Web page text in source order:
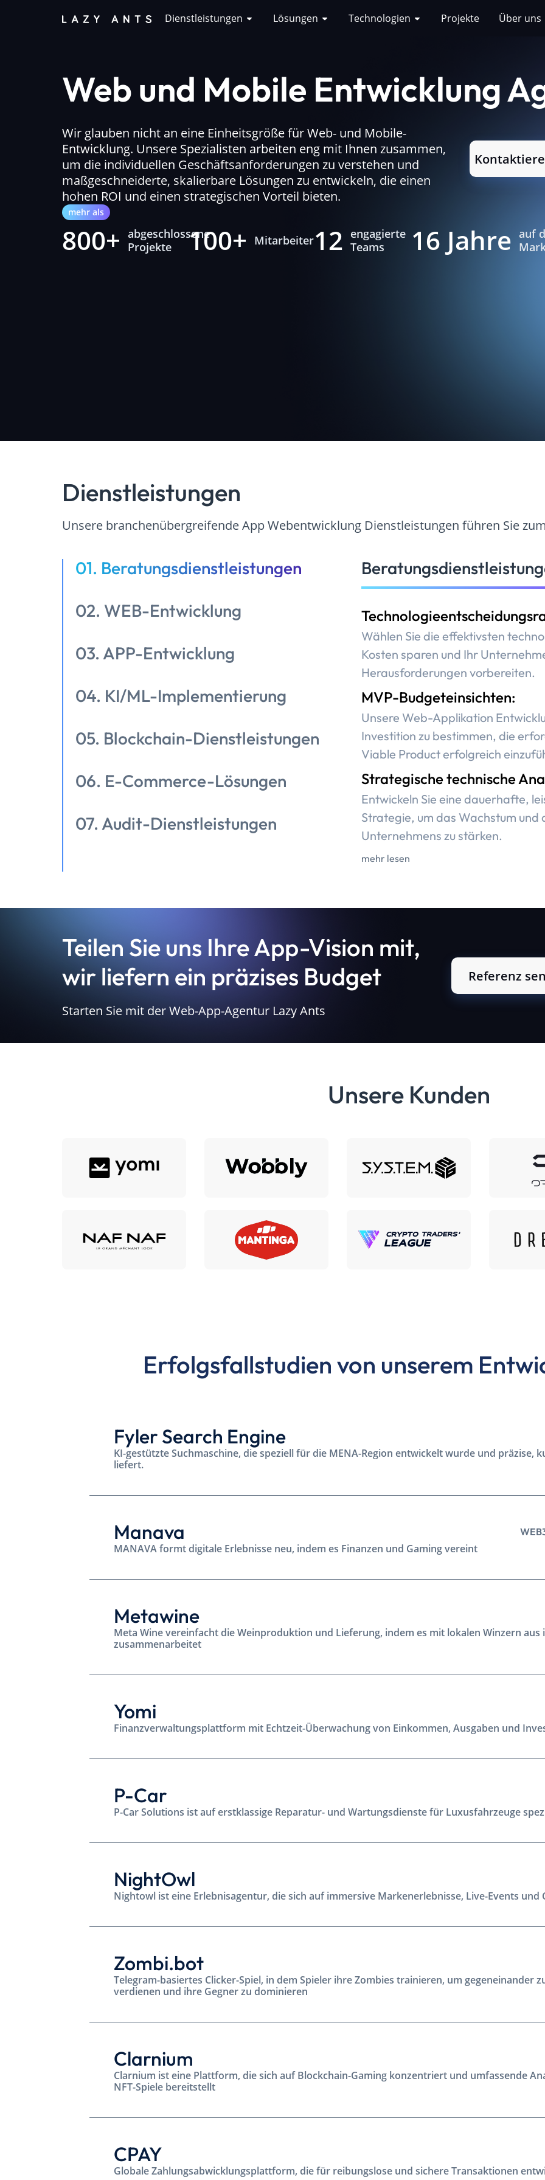
Dienstleistungen Lösungen Technologien Projekte Über uns
Web und Mobile Entwicklung
Wir glauben nicht an eine Einheitsgröße für Web- und Mobile-
Entwicklung. Unsere Spezialisten arbeiten eng mit Ihnen zusammen,
um die individuellen Geschäftsanforderungen zu verstehen und
maßgeschneiderte, skalierbare Lösungen zu entwickeln, die einen
hohen ROI und einen strategischen Vorteil bieten.
mehr als
800+ abgeschlossene
Projekte
100+ Mitarbeiter12 engagierte
Teams
16 Jahre auf
Dienstleistungen
Unsere branchenübergreifende App Webentwicklung Dienstleistungen führen Sie
01. Beratungsdienstleistungen
02. WEB-Entwicklung
03. APP-Entwicklung
04. KI/ML-Implementierung
05. Blockchain-Dienstleistungen
06. E-Commerce-Lösungen
07. Audit-Dienstleistungen
Wählen Sie die effektivsten
Kosten sparen und Ihr
Herausforderungen vorbereiten.
MVP-Budgeteinsichten:
Unsere Web-Applikation
Investition zu bestimmen, die
Viable Product erfolgreich
Strategische technische
Entwickeln Sie eine dauerhafte,
Strategie, um das Wachstum
Unternehmens zu stärken.
mehr lesen
Teilen Sie uns Ihre App-Vision mit,
wir liefern ein präzises Budget
Starten Sie mit der Web-App-Agentur Lazy Ants
Referenz
Unsere Kunden
Erfolgsfallstudien von unserem
Fyler Search Engine
KI-gestützte Suchmaschine, die speziell für die MENA-Region entwickelt wurde und präzise,
liefert.
Manava
MANAVA formt digitale Erlebnisse neu, indem es Finanzen und Gaming vereint
Metawine
Meta Wine vereinfacht die Weinproduktion und Lieferung, indem es mit lokalen Winzern aus
zusammenarbeitet
Yomi
Finanzverwaltungsplattform mit Echtzeit-Überwachung von Einkommen, Ausgaben und
P-Car
P-Car Solutions ist auf erstklassige Reparatur- und Wartungsdienste für Luxusfahrzeuge
NightOwl
Nightowl ist eine Erlebnisagentur, die sich auf immersive Markenerlebnisse, Live-Events
Zombi.bot
Telegram-basiertes Clicker-Spiel, in dem Spieler ihre Zombies trainieren, um gegeneinander
verdienen und ihre Gegner zu dominieren
Clarnium
Clarnium ist eine Plattform, die sich auf Blockchain-Gaming konzentriert und umfassende
NFT-Spiele bereitstellt
CPAY
Globale Zahlungsabwicklungsplattform, die für reibungslose und sichere Transaktionen